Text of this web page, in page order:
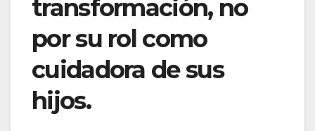
transformación, no
por su rol como
cuidadora de sus
hijos.